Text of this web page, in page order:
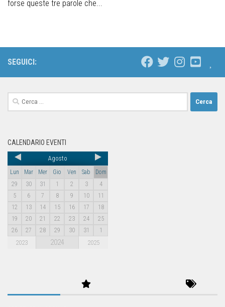
forse queste tre parole che...
SEGUICI:
CALENDARIO EVENTI
Agosto
Lun Mar Mer Gio Ven Sab
Dom
29
30 31 1 2 3
4
5
6 7 8 9 10
11
12
13 14 15 16 17
18
19
20 21 22 23 24
25
26
27 28 29 30 31 1
2023 2024 2025